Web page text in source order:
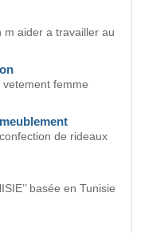
m aider a travailler au
femme
de rideaux
basée en Tunisie